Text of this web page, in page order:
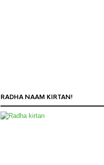
RADHA NAAM KIRTAN!